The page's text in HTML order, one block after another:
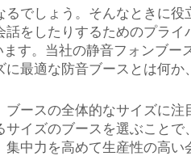
でしょう。そんなときに役
をしたりするためのプライ
す。当社の静音フォンブー
最適な防音ブースとは何か
ースの全体的なサイズに注
イズのブースを選ぶことで
中力を高めて生産性の高い